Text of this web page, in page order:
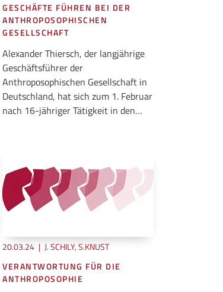
GESCHÄFTE FÜHREN BEI DER
ANTHROPOSOPHISCHEN
GESELLSCHAFT
Alexander Thiersch, der langjährige
Geschäftsführer der
Anthroposophischen Gesellschaft in
Deutschland, hat sich zum 1. Februar
nach 16-jähriger Tätigkeit in den…
20.03.24 | J. SCHILY, S.KNUST
VERANTWORTUNG FÜR DIE
ANTHROPOSOPHIE